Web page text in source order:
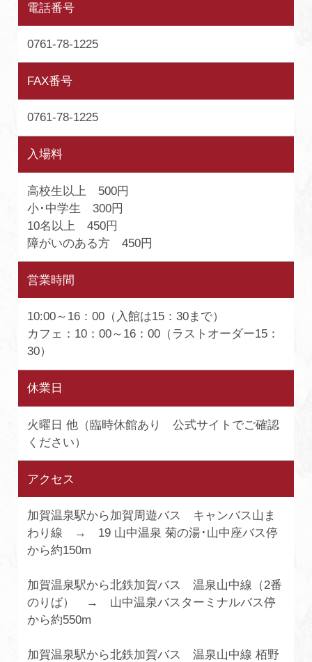
電話番号
0761-78-1225
FAX番号
0761-78-1225
入場料
高校生以上 500円
小･中学生 300円
10名以上 450円
障がいのある方 450円
営業時間
10:00～16：00（入館は15：30まで）
カフェ：10：00～16：00（ラストオーダー15：
30）
休業日
火曜日 他（臨時休館あり 公式サイトでご確認
ください）
アクセス
加賀温泉駅から加賀周遊バス キャンバス山ま
わり線 → 19 山中温泉 菊の湯･山中座バス停
から約150m
加賀温泉駅から北鉄加賀バス 温泉山中線（2番
のりば） → 山中温泉バスターミナルバス停
から約550m
加賀温泉駅から北鉄加賀バス 温泉山中線 栢野